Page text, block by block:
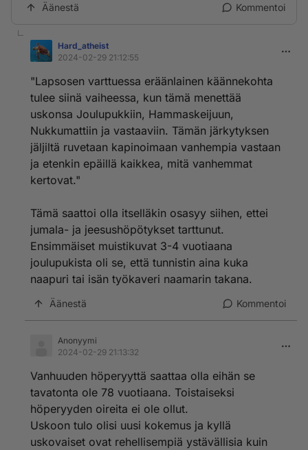
Äänestä Kommentoi
Hard_atheist
2024-02-29 21:12:55
"Lapsosen varttuessa eräänlainen käännekohta
tulee siinä vaiheessa, kun tämä menettää
uskonsa Joulupukkiin, Hammaskeijuun,
Nukkumattiin ja vastaaviin. Tämän järkytyksen
jäljiltä ruvetaan kapinoimaan vanhempia vastaan
ja etenkin epäillä kaikkea, mitä vanhemmat
kertovat."
Tämä saattoi olla itselläkin osasyy siihen, ettei
jumala- ja jeesushöpötykset tarttunut.
Ensimmäiset muistikuvat 3-4 vuotiaana
joulupukista oli se, että tunnistin aina kuka
naapuri tai isän työkaveri naamarin takana.
Äänestä Kommentoi
Anonyymi
2024-02-29 21:13:32
Vanhuuden höperyyttä saattaa olla eihän se
tavatonta ole 78 vuotiaana. Toistaiseksi
höperyyden oireita ei ole ollut.
Uskoon tulo olisi uusi kokemus ja kyllä
uskovaiset ovat rehellisempiä ystävällisia kuin